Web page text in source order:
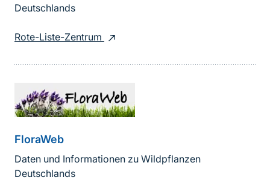
Deutschlands
Rote-Liste-Zentrum
FloraWeb
Daten und Informationen zu Wildpflanzen
Deutschlands